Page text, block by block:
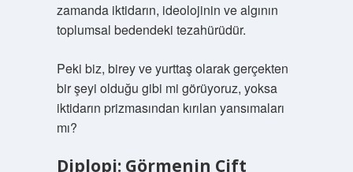
zamanda iktidarın, ideolojinin ve algının
toplumsal bedendeki tezahürüdür.
Peki biz, birey ve yurttaş olarak gerçekten
bir şeyi olduğu gibi mi görüyoruz, yoksa
iktidarın prizmasından kırılan yansımaları
mı?
Diplopi: Görmenin Çift